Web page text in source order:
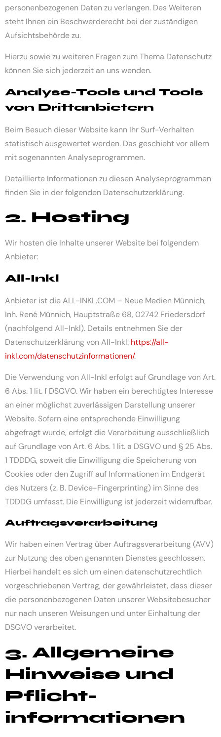
personenbezogenen Daten zu verlangen. Des Weiteren
steht Ihnen ein Beschwerderecht bei der zuständigen
Aufsichtsbehörde zu.
Hierzu sowie zu weiteren Fragen zum Thema Datenschutz
können Sie sich jederzeit an uns wenden.
Analyse-Tools und Tools
von Dritt­anbietern
Beim Besuch dieser Website kann Ihr Surf-Verhalten
statistisch ausgewertet werden. Das geschieht vor allem
mit sogenannten Analyseprogrammen.
Detaillierte Informationen zu diesen Analyseprogrammen
finden Sie in der folgenden Datenschutzerklärung.
2. Hosting
Wir hosten die Inhalte unserer Website bei folgendem
Anbieter:
All-Inkl
Anbieter ist die ALL-INKL.COM – Neue Medien Münnich,
Inh. René Münnich, Hauptstraße 68, 02742 Friedersdorf
(nachfolgend All-Inkl). Details entnehmen Sie der
Datenschutzerklärung von All-Inkl: https://all-
inkl.com/datenschutzinformationen/.
Die Verwendung von All-Inkl erfolgt auf Grundlage von Art.
6 Abs. 1 lit. f DSGVO. Wir haben ein berechtigtes Interesse
an einer möglichst zuverlässigen Darstellung unserer
Website. Sofern eine entsprechende Einwilligung
abgefragt wurde, erfolgt die Verarbeitung ausschließlich
auf Grundlage von Art. 6 Abs. 1 lit. a DSGVO und § 25 Abs.
1 TDDDG, soweit die Einwilligung die Speicherung von
Cookies oder den Zugriff auf Informationen im Endgerät
des Nutzers (z. B. Device-Fingerprinting) im Sinne des
TDDDG umfasst. Die Einwilligung ist jederzeit widerrufbar.
Auftragsverarbeitung
Wir haben einen Vertrag über Auftragsverarbeitung (AVV)
zur Nutzung des oben genannten Dienstes geschlossen.
Hierbei handelt es sich um einen datenschutzrechtlich
vorgeschriebenen Vertrag, der gewährleistet, dass dieser
die personenbezogenen Daten unserer Websitebesucher
nur nach unseren Weisungen und unter Einhaltung der
DSGVO verarbeitet.
3. Allgemeine
Hinweise und
Pflicht­
informationen